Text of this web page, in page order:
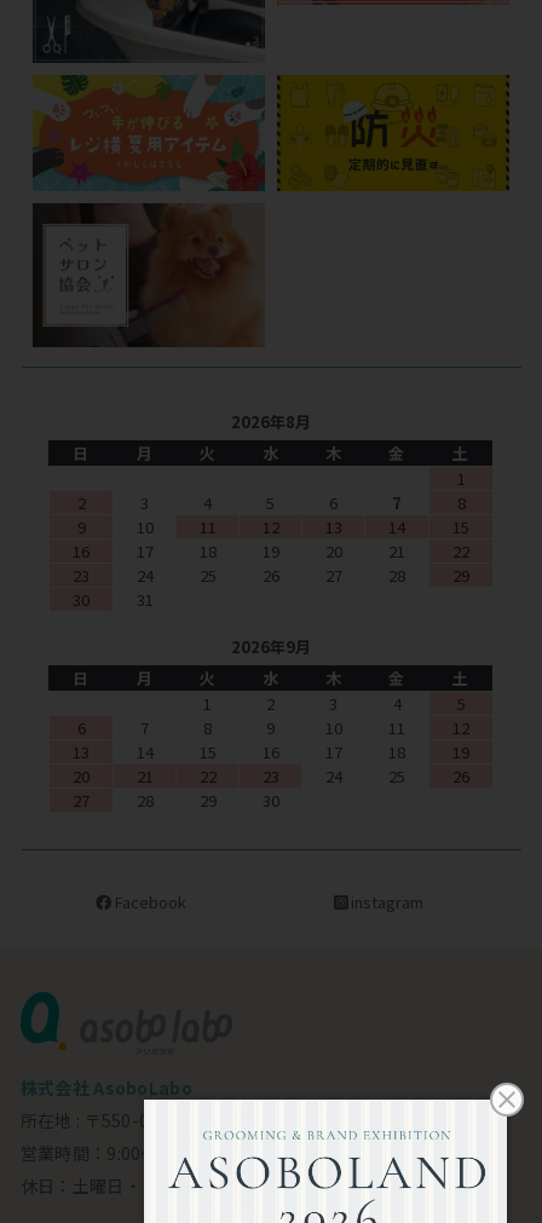
2026年8月
日
月 火 水 木 金
土
1
2
3 4 5 6 7
8
9
10 11 12 13 14
15
16
17 18 19 20 21
22
23
24 25 26 27 28
29
30
31
2026年9月
日
月 火 水 木 金
土
1
2 3 4
5
6
7 8 9 10 11
12
13
14 15 16 17 18
19
20
21 22 23 24 25
26
27
28 29 30
Facebook instagram
株式会社 AsoboLabo
所在地 : 〒550-0002 大阪市西区江戸堀1-23-11 6F
営業時間：9:00～18:00
休日：土曜日・日曜日・祝日